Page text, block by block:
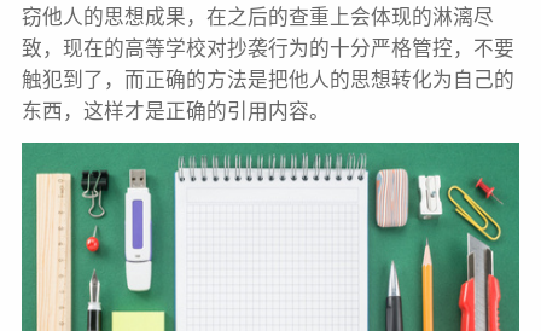
窃他人的思想成果，在之后的查重上会体现的淋漓尽
致，现在的高等学校对抄袭行为的十分严格管控，不要
触犯到了，而正确的方法是把他人的思想转化为自己的
东西，这样才是正确的引用内容。